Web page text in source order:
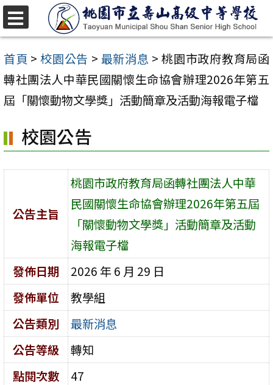
跳
至
主
要
內
區
首頁 > 校園公告 > 最新消息 > 桃園市政府教育局函
轉社團法人中華民國關懷生命協會辦理2026年第五
屆「關懷動物文學獎」活動簡章及活動海報電子檔
校園公告
公告主旨
桃園市政府教育局函轉社團法人中華
民國關懷生命協會辦理2026年第五屆
「關懷動物文學獎」活動簡章及活動
海報電子檔
發佈日期
2026 年 6 月 29 日
發佈單位
教學組
公告類別
最新消息
公告等級
轉知
點閱次數
47
選
單